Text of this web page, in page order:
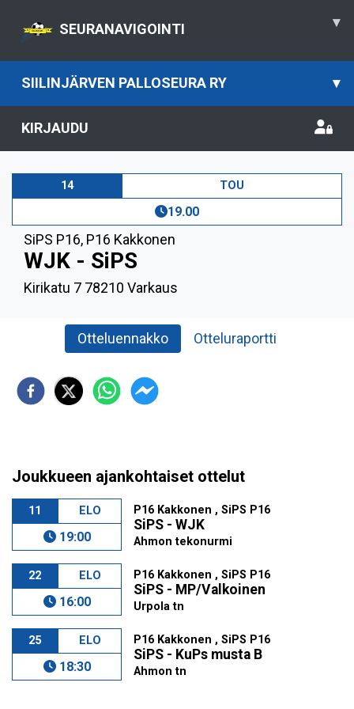
SEURANAVIGOINTI ▾
SIILINJÄRVEN PALLOSEURA RY ▾
KIRJAUDU
14 TOU
19.00
SiPS P16, P16 Kakkonen
WJK - SiPS
Kirikatu 7 78210 Varkaus
Otteluennakko Otteluraportti
Joukkueen ajankohtaiset ottelut
11 ELO
19:00
P16 Kakkonen , SiPS P16
SiPS - WJK
Ahmon tekonurmi
22 ELO
16:00
P16 Kakkonen , SiPS P16
SiPS - MP/Valkoinen
Urpola tn
25 ELO
18:30
P16 Kakkonen , SiPS P16
SiPS - KuPs musta B
Ahmon tn